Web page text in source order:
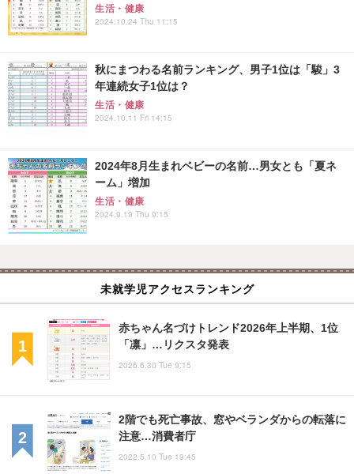
生活・健康
2024.10.24 Thu 11:15
秋にまつわる名前ランキング、男子1位は「駿」3
年連続女子1位は？
生活・健康
2024.10.11 Fri 14:15
2024年8月生まれベビーの名前…男女とも「夏ネ
ーム」増加
生活・健康
2024.9.19 Thu 9:15
未就学児アクセスランキング
赤ちゃん名づけトレンド2026年上半期、1位
「凛」…リクスタ発表
2026.6.30 Tue 9:15
2階でも死亡事故、窓やベランダからの転落に
注意…消費者庁
2022.5.10 Tue 19:45